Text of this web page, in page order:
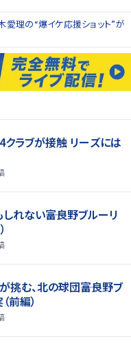
愛理の“爆イケ応援ショット”が
ラブが接触 リーズには
れない――富良野ブルーリ
挑む、北の球団――富良野ブ
前編）